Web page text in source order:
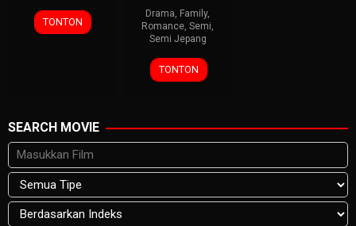
TONTON
Drama, Family,
Romance,Semi,
Semi Jepang
TONTON
SEARCH MOVIE